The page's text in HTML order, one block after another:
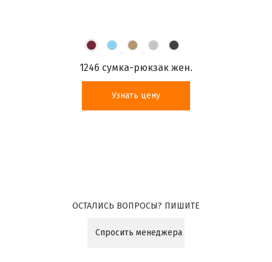
1246 сумка-рюкзак жен.
Узнать цену
ОСТАЛИСЬ ВОПРОСЫ? ПИШИТЕ
Спросить менеджера